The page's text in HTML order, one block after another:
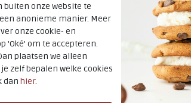
buiten onze website te
anonieme manier. Meer
onze cookie- en
'Oké' om te accepteren.
plaatsen we alleen
zelf bepalen welke cookies
dan hier.